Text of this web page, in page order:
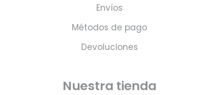
Envíos
Métodos de pago
Devoluciones
Nuestra tienda